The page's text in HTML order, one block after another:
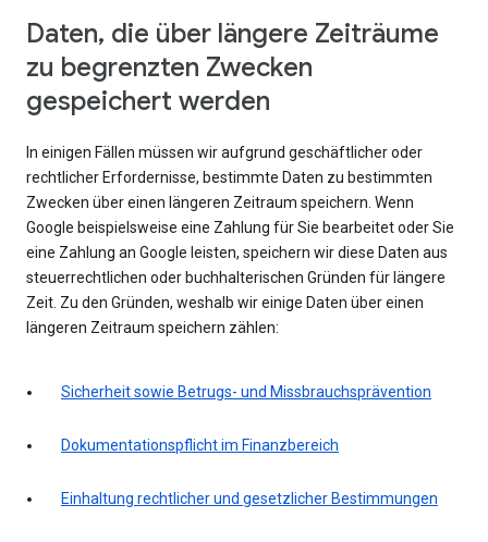
Daten, die über längere Zeiträume
zu begrenzten Zwecken
gespeichert werden
In einigen Fällen müssen wir aufgrund geschäftlicher oder
rechtlicher Erfordernisse, bestimmte Daten zu bestimmten
Zwecken über einen längeren Zeitraum speichern. Wenn
Google beispielsweise eine Zahlung für Sie bearbeitet oder Sie
eine Zahlung an Google leisten, speichern wir diese Daten aus
steuerrechtlichen oder buchhalterischen Gründen für längere
Zeit. Zu den Gründen, weshalb wir einige Daten über einen
längeren Zeitraum speichern zählen:
Sicherheit sowie Betrugs- und Missbrauchsprävention
Dokumentationspflicht im Finanzbereich
Einhaltung rechtlicher und gesetzlicher Bestimmungen